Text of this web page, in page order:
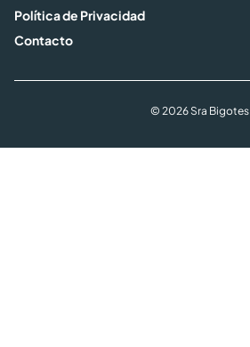
Política de Privacidad
Contacto
© 2026 Sra Bigotes